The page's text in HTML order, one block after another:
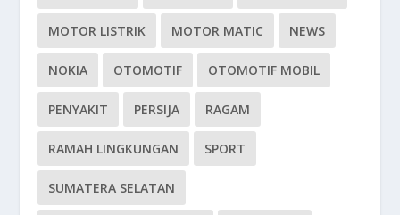
MOTOR LISTRIK MOTOR MATIC NEWS
NOKIA OTOMOTIF OTOMOTIF MOBIL
PENYAKIT PERSIJA RAGAM
RAMAH LINGKUNGAN SPORT
SUMATERA SELATAN